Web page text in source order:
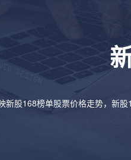
新股168榜单股票价格走势，新